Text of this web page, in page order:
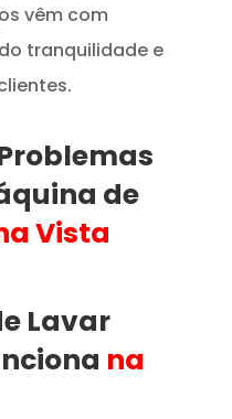
vêm com
tranquilidade e
de
Vista
Lavar
na